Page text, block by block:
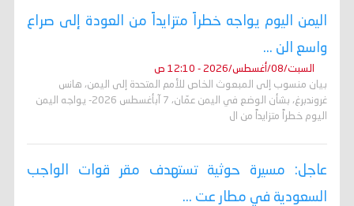
اليمن اليوم يواجه خطراً متزايداً من العودة إلى صراع
واسع الن ...
السبت/08/أغسطس/2026 - 12:10 ص
بيان منسوب إلى المبعوث الخاص للأمم المتحدة إلى اليمن، هانس
غروندبرغ، بشأن الوضع في اليمن عمّان، 7 آبأغسطس 2026- يواجه اليمن
اليوم خطراً متزايداً من ال
عاجل: مسيرة حوثية تستهدف مقر قوات الواجب
السعودية في مطار عت ...